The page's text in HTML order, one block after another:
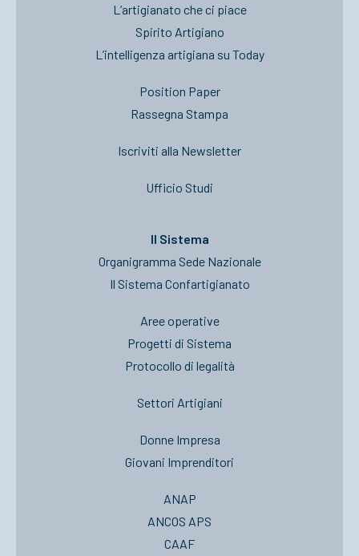
L’artigianato che ci piace
Spirito Artigiano
L’intelligenza artigiana su Today
Position Paper
Rassegna Stampa
Iscriviti alla Newsletter
Ufficio Studi
Il Sistema
Organigramma Sede Nazionale
Il Sistema Confartigianato
Aree operative
Progetti di Sistema
Protocollo di legalità
Settori Artigiani
Donne Impresa
Giovani Imprenditori
ANAP
ANCOS APS
CAAF